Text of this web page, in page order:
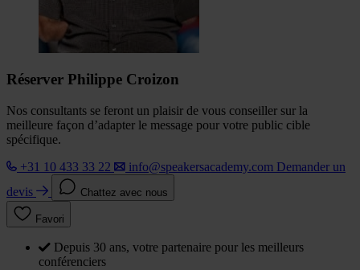
Réserver Philippe Croizon
Nos consultants se feront un plaisir de vous conseiller sur la
meilleure façon d’adapter le message pour votre public cible
spécifique.
+31 10 433 33 22
info@speakersacademy.com Demander un
devis
Chattez avec nous
Favori
Depuis 30 ans, votre partenaire pour les meilleurs
conférenciers